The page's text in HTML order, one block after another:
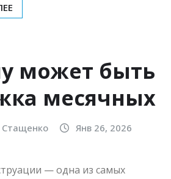
может быть
месячных
Стащенко
Янв 26, 2026
— одна из самых